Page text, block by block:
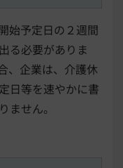
始予定日の２週間
る必要がありま
、企業は、介護休
日等を速やかに書
ません。